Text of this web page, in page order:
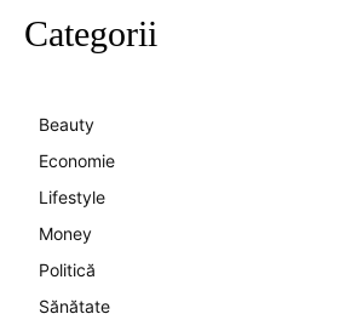
Categorii
Beauty
Economie
Lifestyle
Money
Politică
Sănătate